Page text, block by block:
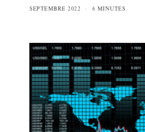
SEPTEMBRE 2022 6 MINUTES